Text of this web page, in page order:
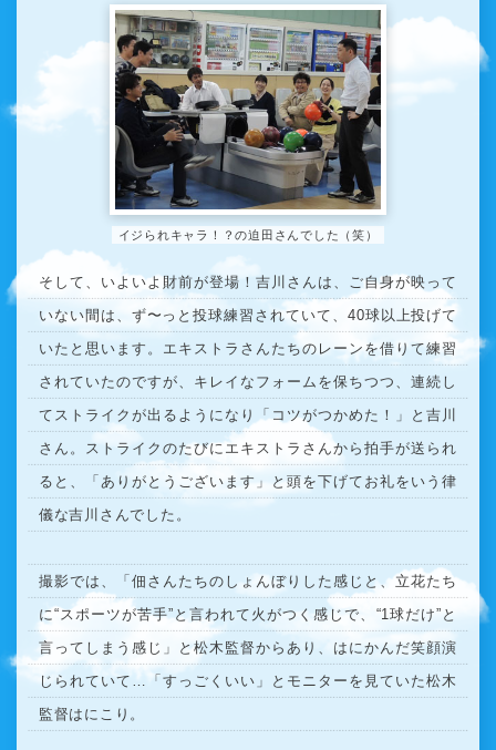
イジられキャラ！？の迫田さんでした（笑）
そして、いよいよ財前が登場！吉川さんは、ご自身が映って
いない間は、ず〜っと投球練習されていて、40球以上投げて
いたと思います。エキストラさんたちのレーンを借りて練習
されていたのですが、キレイなフォームを保ちつつ、連続し
てストライクが出るようになり「コツがつかめた！」と吉川
さん。ストライクのたびにエキストラさんから拍手が送られ
ると、「ありがとうございます」と頭を下げてお礼をいう律
儀な吉川さんでした。
撮影では、「佃さんたちのしょんぼりした感じと、立花たち
に“スポーツが苦手”と言われて火がつく感じで、“1球だけ”と
言ってしまう感じ」と松木監督からあり、はにかんだ笑顔演
じられていて…「すっごくいい」とモニターを見ていた松木
監督はにこり。